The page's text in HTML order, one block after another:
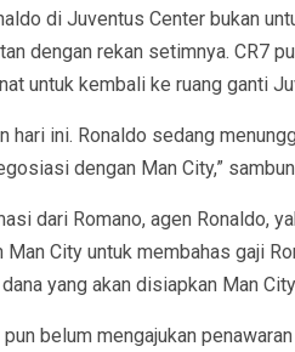
di Juventus Center bukan
dengan rekan setimnya. CR7
untuk kembali ke ruang ganti
hari ini. Ronaldo sedang
dengan Man City,”
dari Romano, agen Ronaldo,
Man City untuk membahas gaji
yang akan disiapkan Man
pun belum mengajukan